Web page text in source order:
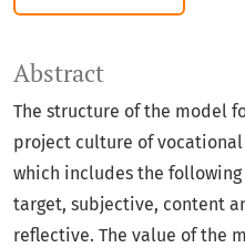
Abstract
The structure of the model
project culture of
which includes the
target, subjective, content
reflective. The value of the